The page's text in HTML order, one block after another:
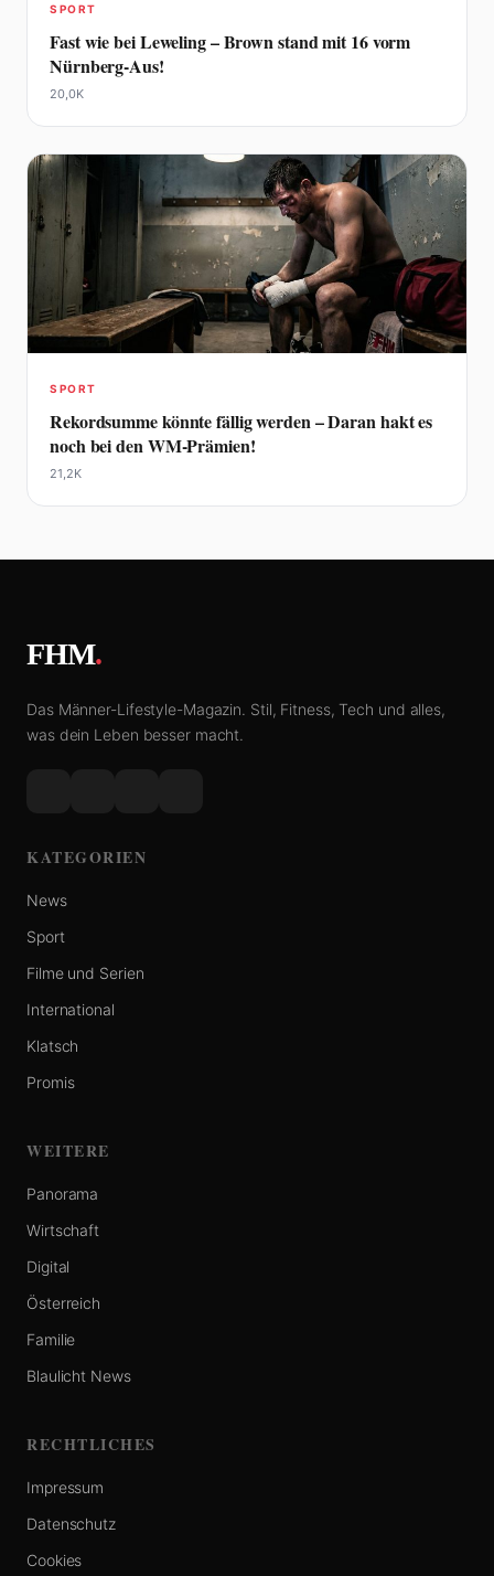
SPORT
Fast wie bei Leweling – Brown stand mit 16 vorm
Nürnberg-Aus!
20,0K
SPORT
Rekordsumme könnte fällig werden – Daran hakt es
noch bei den WM-Prämien!
21,2K
FHM.
Das Männer-Lifestyle-Magazin. Stil, Fitness, Tech und alles,
was dein Leben besser macht.
KATEGORIEN
News
Sport
Filme und Serien
International
Klatsch
Promis
WEITERE
Panorama
Wirtschaft
Digital
Österreich
Familie
Blaulicht News
RECHTLICHES
Impressum
Datenschutz
Cookies